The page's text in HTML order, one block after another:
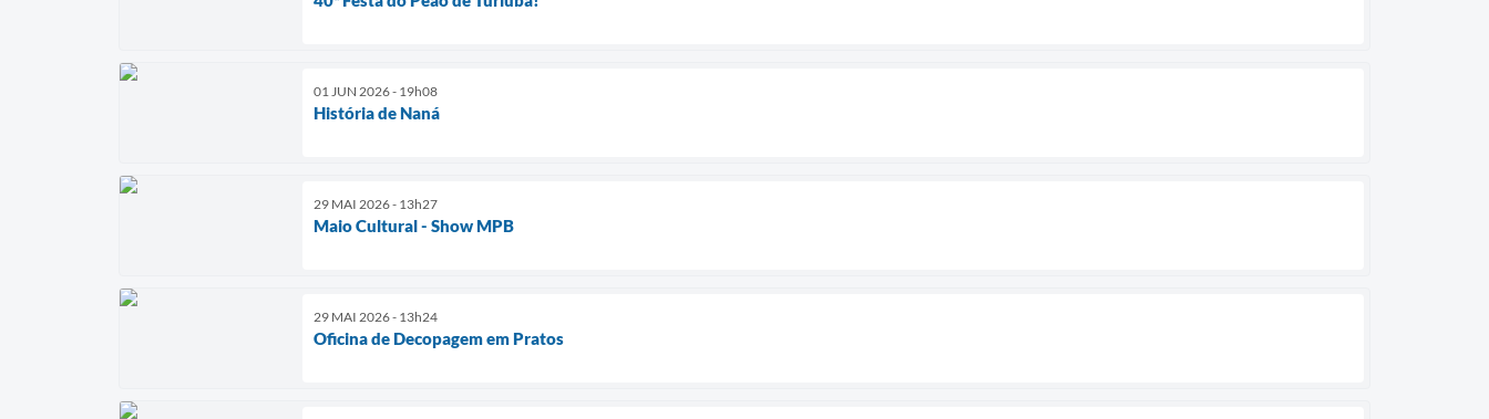
01 JUN 2026 - 19h08
História de Naná
29 MAI 2026 - 13h27
Maio Cultural - Show MPB
29 MAI 2026 - 13h24
Oficina de Decopagem em Pratos